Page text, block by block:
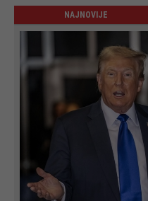
NAJNOVIJE